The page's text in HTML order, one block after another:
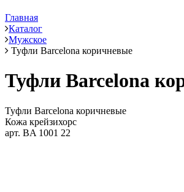
Главная
Каталог
Мужское
Туфли Barcelona коричневые
Туфли Barcelona
Туфли Barcelona коричневые
Кожа крейзихорс
арт. BA 1001 22